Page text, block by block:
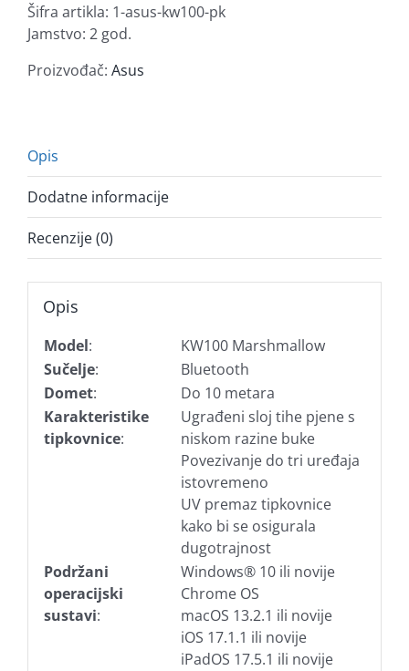
roza
količina
Šifra artikla: 1-asus-kw100-pk
Jamstvo: 2 god.
Proizvođač: Asus
Opis
Dodatne informacije
Recenzije (0)
Opis
Model:
KW100 Marshmallow
Sučelje:
Bluetooth
Domet:
Do 10 metara
Karakteristike
tipkovnice:
Ugrađeni sloj tihe pjene s
niskom razine buke
Povezivanje do tri uređaja
istovremeno
UV premaz tipkovnice
kako bi se osigurala
dugotrajnost
Podržani
operacijski
sustavi:
Windows® 10 ili novije
Chrome OS
macOS 13.2.1 ili novije
iOS 17.1.1 ili novije
iPadOS 17.5.1 ili novije